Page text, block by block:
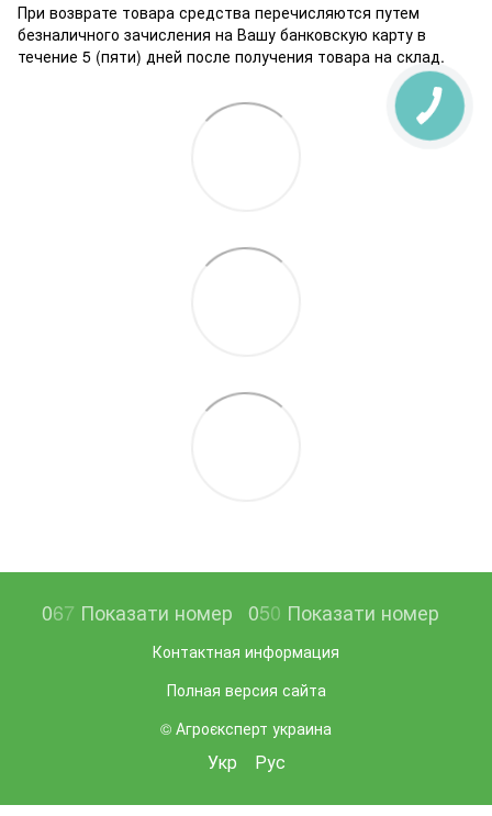
При возврате товара средства перечисляются путем
безналичного зачисления на Вашу банковскую карту в
течение 5 (пяти) дней после получения товара на склад.
067 Показати номер 050 Показати номер
Контактная информация
Полная версия сайта
© Агроєксперт украина
Укр Рус